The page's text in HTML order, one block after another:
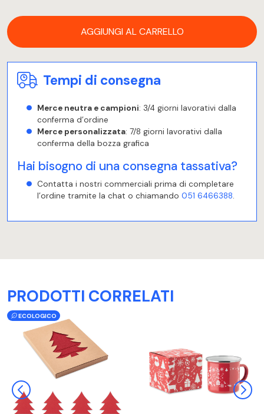
AGGIUNGI AL CARRELLO
Tempi di consegna
Merce neutra e campioni: 3/4 giorni lavorativi dalla
conferma d’ordine
Merce personalizzata: 7/8 giorni lavorativi dalla
conferma della bozza grafica
Hai bisogno di una consegna tassativa?
Contatta i nostri commerciali prima di completare
l’ordine tramite la chat o chiamando 051 6466388.
PRODOTTI CORRELATI
ECOLOGICO